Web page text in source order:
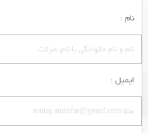
نام :
ایمیل :